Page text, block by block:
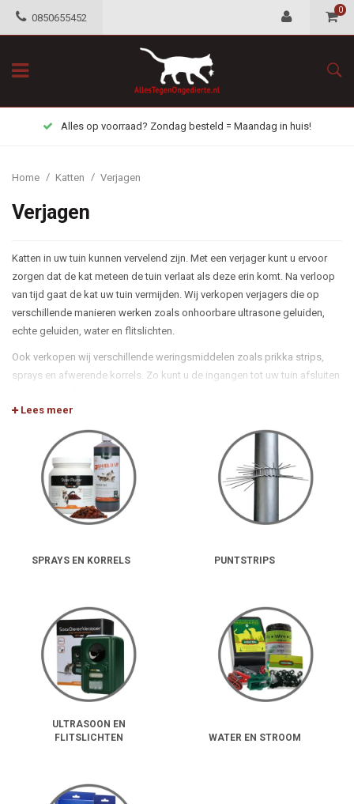
0850655452
0
Alles op voorraad? Zondag besteld = Maandag in huis!
Home / Katten / Verjagen
Verjagen
Katten in uw tuin kunnen vervelend zijn. Met een verjager kunt u ervoor
zorgen dat de kat meteen de tuin verlaat als deze erin komt. Na verloop
van tijd gaat de kat uw tuin vermijden. Wij verkopen verjagers die op
verschillende manieren werken zoals onhoorbare ultrasone geluiden,
echte geluiden, water en flitslichten.
Ook verkopen wij verschillende weringsmiddelen zoals prikka strips,
sprays en afwerende korrels. Zo kunt u de ingangen tot uw tuin afsluiten
Lees meer
SPRAYS EN KORRELS PUNTSTRIPS
ULTRASOON EN
FLITSLICHTEN
WATER EN STROOM